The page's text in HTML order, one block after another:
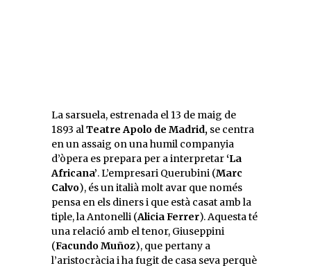
La sarsuela, estrenada el 13 de maig de
1893 alTeatre Apolo de Madrid, se centra
en un assaig on una humil companyia
d’òpera es prepara per a interpretar‘La
Africana’. L’empresari Querubini (Marc
Calvo), és un italià molt avar que només
pensa en els diners i que està casat amb la
tiple, la Antonelli (Alicia Ferrer). Aquesta té
una relació amb el tenor, Giuseppini
(Facundo Muñoz), que pertany a
l’aristocràcia i ha fugit de casa seva perquè